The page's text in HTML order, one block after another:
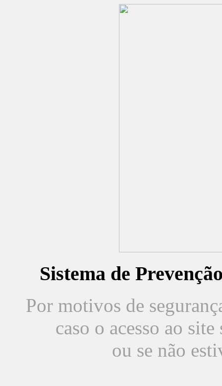
Sistema de
Por motivos de
caso o acesso ao
ou se não